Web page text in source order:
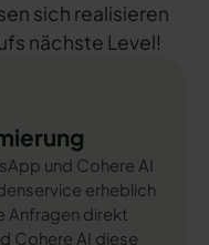
sich realisieren
nächste Level!
und Cohere AI
erheblich
Anfragen direkt
Cohere AI diese